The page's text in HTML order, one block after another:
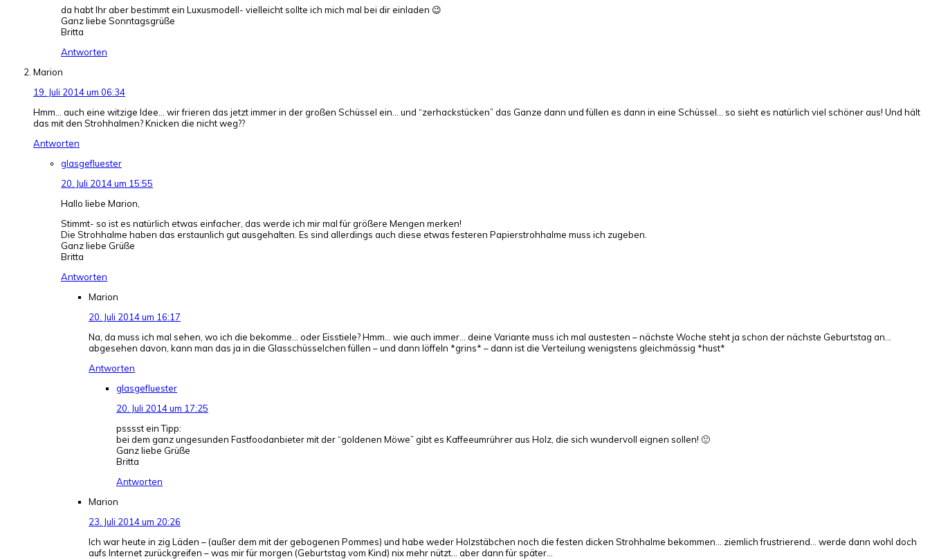
da habt Ihr aber bestimmt ein Luxusmodell- vielleicht sollte ich mich mal bei dir einladen 😉
Ganz liebe Sonntagsgrüße
Britta
Antworten
Marion
19. Juli 2014 um 06:34
Hmm… auch eine witzige Idee… wir frieren das jetzt immer in der großen Schüssel ein… und “zerhackstücken” das Ganze dann und füllen es dann in eine Schüssel… so sieht es natürlich viel schöner aus! Und hält
das mit den Strohhalmen? Knicken die nicht weg??
Antworten
glasgefluester
20. Juli 2014 um 15:55
Hallo liebe Marion,
Stimmt- so ist es natürlich etwas einfacher, das werde ich mir mal für größere Mengen merken!
Die Strohhalme haben das erstaunlich gut ausgehalten. Es sind allerdings auch diese etwas festeren Papierstrohhalme muss ich zugeben.
Ganz liebe Grüße
Britta
Antworten
Marion
20. Juli 2014 um 16:17
Na, da muss ich mal sehen, wo ich die bekomme… oder Eisstiele? Hmm… wie auch immer… deine Variante muss ich mal austesten – nächste Woche steht ja schon der nächste Geburtstag an…
abgesehen davon, kann man das ja in die Glasschüsselchen füllen – und dann löffeln *grins* – dann ist die Verteilung wenigstens gleichmässig *hust*
Antworten
glasgefluester
20. Juli 2014 um 17:25
psssst ein Tipp:
bei dem ganz ungesunden Fastfoodanbieter mit der “goldenen Möwe” gibt es Kaffeeumrührer aus Holz, die sich wundervoll eignen sollen! 🙂
Ganz liebe Grüße
Britta
Antworten
Marion
23. Juli 2014 um 20:26
Ich war heute in zig Läden – (außer dem mit der gebogenen Pommes) und habe weder Holzstäbchen noch die festen dicken Strohhalme bekommen… ziemlich frustrierend… werde dann wohl doch
aufs Internet zurückgreifen – was mir für morgen (Geburtstag vom Kind) nix mehr nützt… aber dann für später…